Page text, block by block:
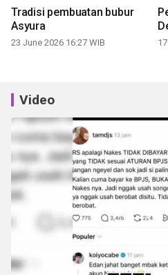
Tradisi pembuatan bubur
Asyura
23 June 2026 16:27 WIB
Video